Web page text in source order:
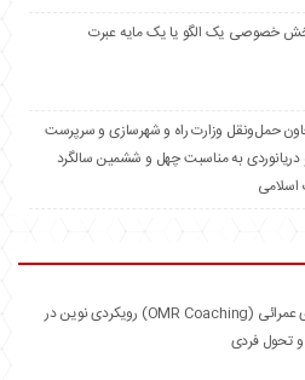
خصوصی یک الگو یا یک مایه عبرت
حمل‌ونقل وزارت راه و شهرسازی و سرپرست
و دریانوردی به مناسبت چهل و ششمین سالگرد
اسلامی
مدل مداخله‌ای عمرائی (OMR Coaching) رویکردی نوین در
تحول فردی